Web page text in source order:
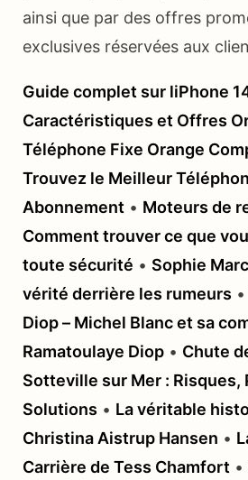
ainsi que par des offres
exclusives réservées aux
Guide complet sur liPhone
Caractéristiques et Offres
Téléphone Fixe Orange
Trouvez le Meilleur
Abonnement • Moteurs de
Comment trouver ce que
toute sécurité • Sophie
vérité derrière les rumeurs •
Diop – Michel Blanc et sa
Ramatoulaye Diop • Chute
Sotteville sur Mer : Risques,
Solutions • La véritable
Christina Aistrup Hansen •
Carrière de Tess Chamfort •